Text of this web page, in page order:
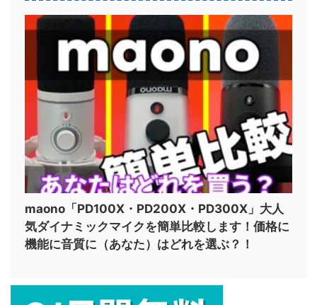
maono「PD100X・PD200X・PD300X」大人
気ダイナミックマイクを簡単比較します！価格に
機能に音質に（あなた）はどれを選ぶ？！